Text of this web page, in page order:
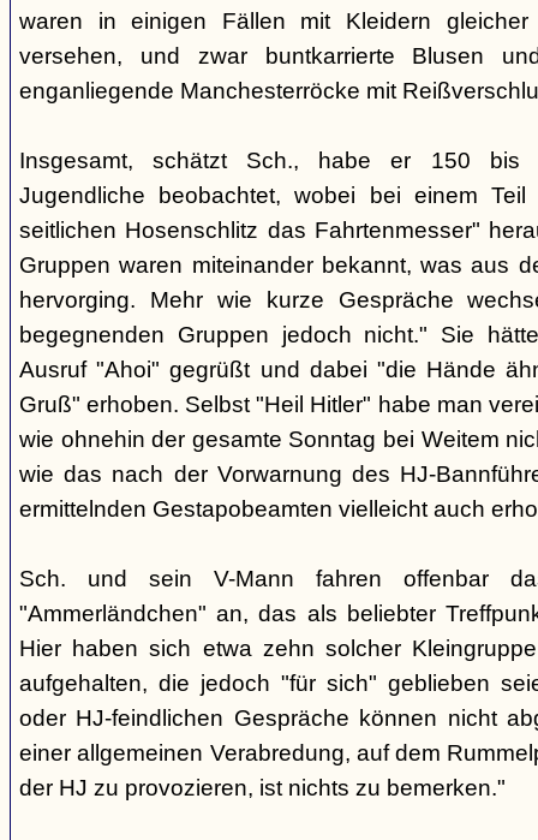
waren in einigen Fällen mit Kleidern
versehen, und zwar buntkarrierte Blusen
enganliegende Manchesterröcke mit
Insgesamt, schätzt Sch., habe er 150 bis
Jugendliche beobachtet, wobei bei einem
seitlichen Hosenschlitz das Fahrtenmesser"
Gruppen waren miteinander bekannt, was aus
hervorging. Mehr wie kurze Gespräche
begegnenden Gruppen jedoch nicht." Sie
Ausruf "Ahoi" gegrüßt und dabei "die Hände
Gruß" erhoben. Selbst "Heil Hitler" habe man
wie ohnehin der gesamte Sonntag bei Weitem
wie das nach der Vorwarnung des HJ-
ermittelnden Gestapobeamten vielleicht auch
Sch. und sein V-Mann fahren offenbar
"Ammerländchen" an, das als beliebter
Hier haben sich etwa zehn solcher
aufgehalten, die jedoch "für sich" geblieben
oder HJ-feindlichen Gespräche können nicht
einer allgemeinen Verabredung, auf dem
der HJ zu provozieren, ist nichts zu bemerken."